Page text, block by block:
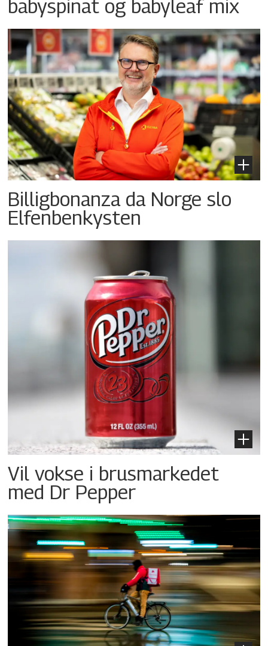
babyspinat og babyleaf mix
Billigbonanza da Norge slo
Elfenbenkysten
Vil vokse i brusmarkedet
med Dr Pepper